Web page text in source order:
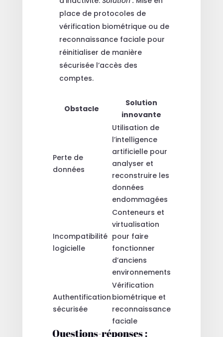
place de protocoles de
vérification biométrique ou de
reconnaissance faciale pour
réinitialiser de manière
sécurisée l’accès des
comptes.
Obstacle
Solution
innovante
Perte de
données
Utilisation de
l’intelligence
artificielle pour
analyser et
reconstruire les
données
endommagées
Incompatibilité
logicielle
Conteneurs et
virtualisation
pour faire
fonctionner
d’anciens
environnements
Authentification
sécurisée
Vérification
biométrique et
reconnaissance
faciale
Questions-réponses :